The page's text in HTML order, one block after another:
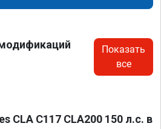
Показать
все
CLA C117 CLA200 150 л.с. в